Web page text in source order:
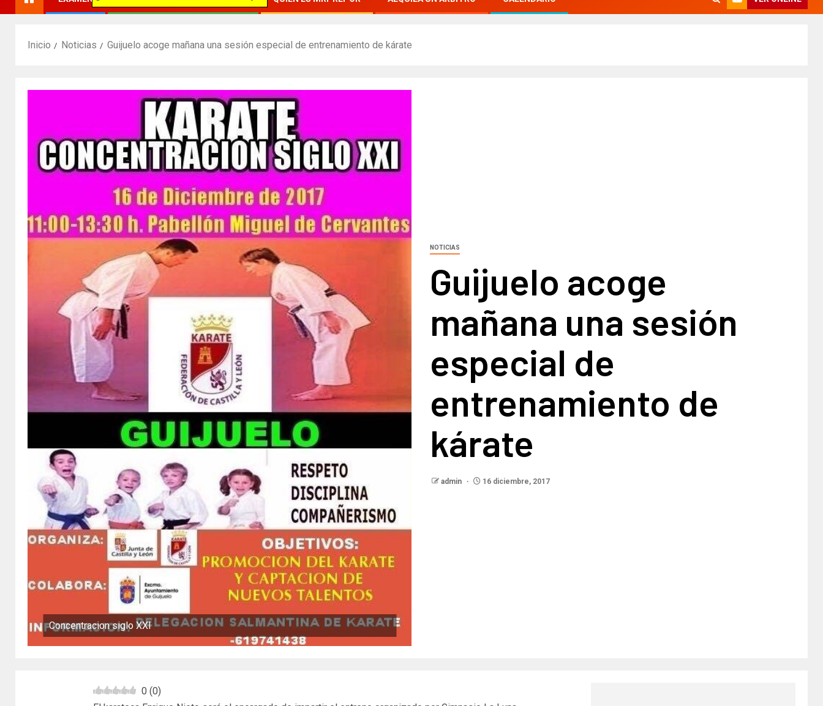
Inicio Noticias Guijuelo acoge mañana una sesión especial de entrenamiento de kárate
Concentracion siglo XXI
NOTICIAS
Guijuelo acoge
mañana una sesión
especial de
entrenamiento de
kárate
admin 16 diciembre, 2017
0 (0)